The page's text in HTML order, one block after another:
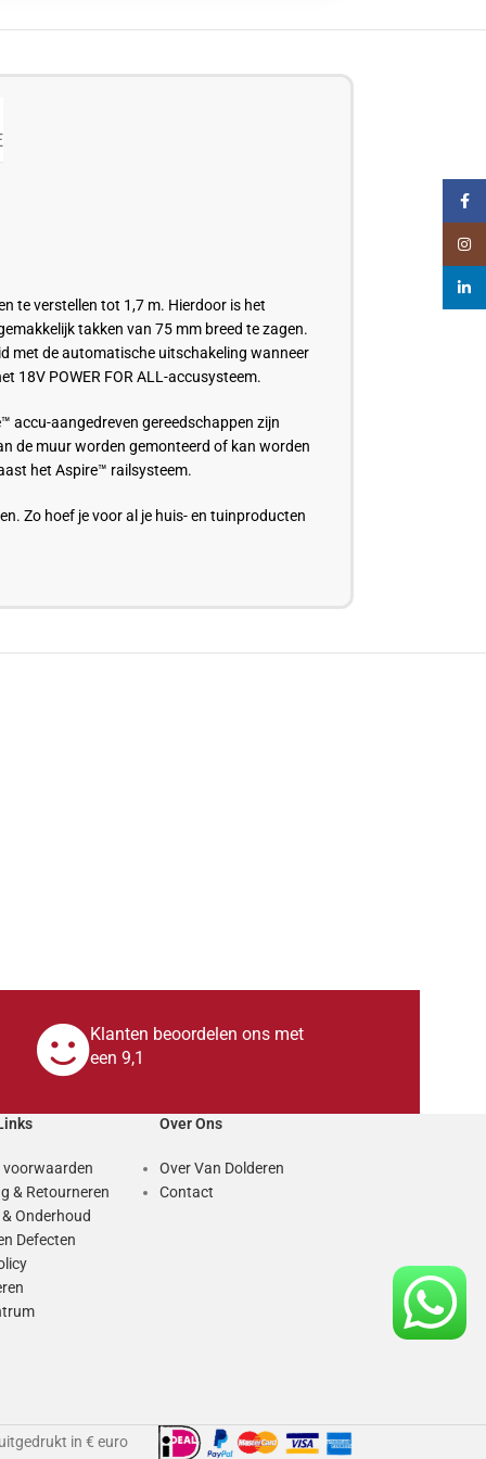
te verstellen tot 1,7 m. Hierdoor is het
takken van 75 mm breed te zagen.
met de automatische uitschakeling wanneer
18V POWER FOR ALL-accusysteem.
accu-aangedreven gereedschappen zijn
de muur worden gemonteerd of kan worden
het Aspire™ railsysteem.
Zo hoef je voor al je huis- en tuinproducten
Klanten beoordelen ons met
een 9,1
voorwaarden
& Retourneren
Onderhoud
Defecten
Over Ons
Over Van Dolderen
Contact
in € euro